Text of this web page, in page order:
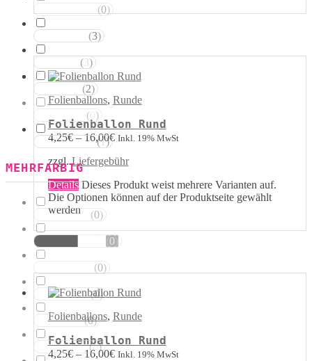
Folienballons, Runde
Folienballon Rund
4,25€–16,00€ Inkl. 19% MwSt
zzgl.Liefergebühr
Details Dieses Produkt weist mehrere Varianten auf.
Die Optionen können auf der Produktseite gewählt
werden
Folienballons, Runde
Folienballon Rund
4,25€– 16,00€ Inkl. 19% MwSt
(0)
(3)
( 3)
(2)
( )
Schwarztöne (1)
MEHRFARBIG
Rosa Weiss (0)
0
(0)
Gold Weiss (0)
Rot Weiss (0)
Blau Weiss (0)